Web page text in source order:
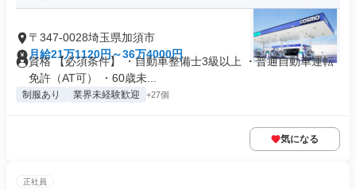
〒347-0028埼玉県加須市
月給21万1120円～36万4000円
資格 【必須条件】 ・自動車整備士3級以上 ・普通自動車運転
免許（AT可） ・60歳未...
制服あり 業界未経験歓迎 +27個
気になる
正社員